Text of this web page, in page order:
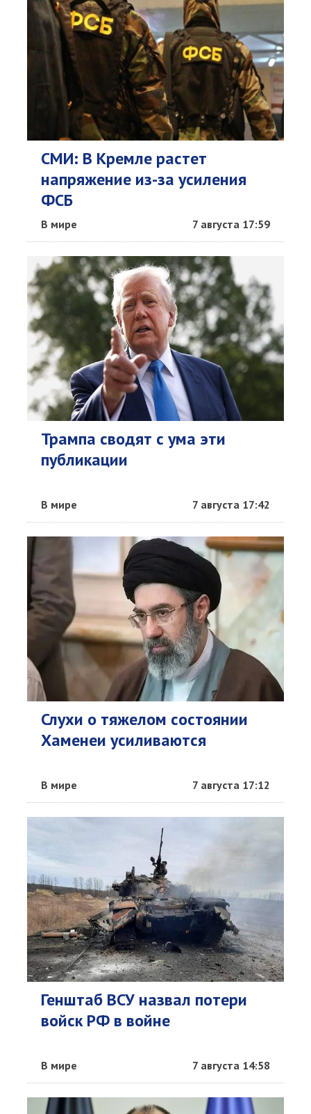
СМИ: В Кремле растет
напряжение из-за усиления
ФСБ
В мире 7 августа 17:59
Трампа сводят с ума эти
публикации
В мире 7 августа 17:42
Слухи о тяжелом состоянии
Хаменеи усиливаются
В мире 7 августа 17:12
Генштаб ВСУ назвал потери
войск РФ в войне
В мире 7 августа 14:58